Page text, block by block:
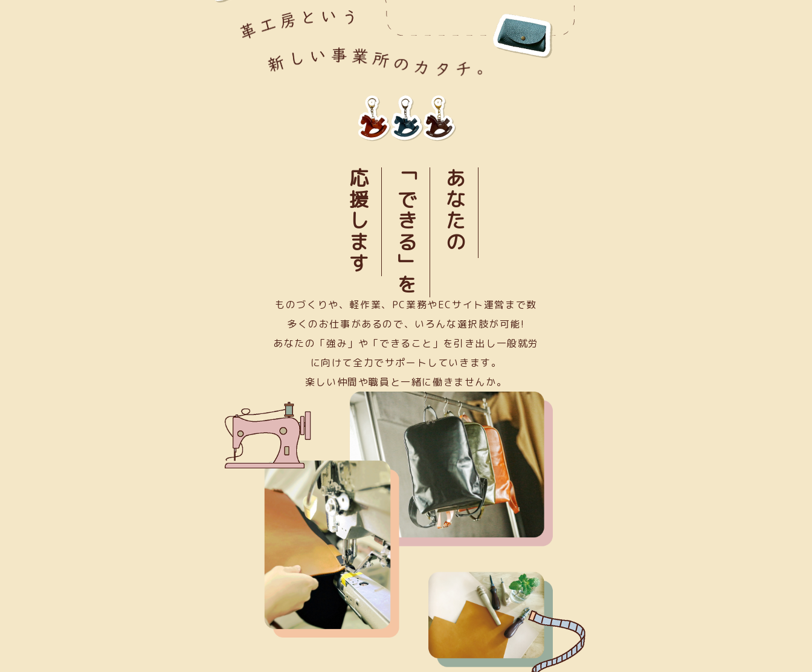
あなたの
「できる」を
応援します
ものづくりや、軽作業、PC業務やECサイト運営まで数
多くのお仕事があるので、いろんな選択肢が可能!
あなたの「強み」や「できること」を引き出し一般就労
に向けて全力でサポートしていきます。
楽しい仲間や職員と一緒に働きませんか。